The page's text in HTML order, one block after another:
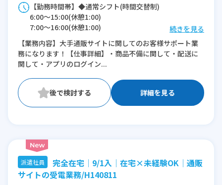
【勤務時間帯】◆通常シフト(時間交替制)
6:00〜15:00(休憩1:00)
7:00〜16:00(休憩1:00)
8:00〜17:00(休憩1:00)
9:00〜18:00(休憩1:00)
10:00〜19:00(休憩1:00)
11:00〜20:00(休憩1:00)
12:00〜21:00(休憩1:00)
13:00〜22:00(休憩1:00)
14:00〜23:00(休憩1:00)
15:00〜翌0:00(休憩1:00)
続きを見る
【業務内容】大手通販サイトに関してのお客様サポート業
務になります！【仕事詳細】・商品不備に関して・配送に
関して・アプリのログイン...
詳細を見る
派遣社員
完全在宅│9/1入│在宅×未経験OK│通販
サイトの受電業務/H140811